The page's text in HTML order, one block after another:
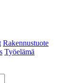
Rakennustuote
Työelämä